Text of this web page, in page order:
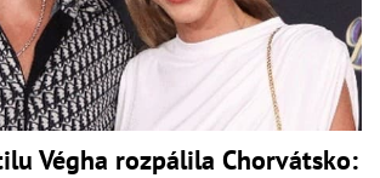
Végha rozpálila Chorvátsko: